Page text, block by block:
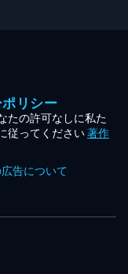
リシー
たの許可なしに私た
従ってください著作
告について